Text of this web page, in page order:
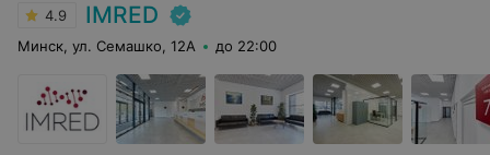
4.9 IMRED
Минск, ул. Семашко, 12А до 22:00